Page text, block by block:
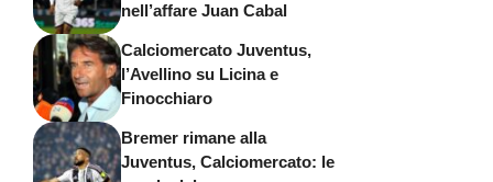
nell’affare Juan Cabal
Calciomercato Juventus,
l’Avellino su Licina e
Finocchiaro
Bremer rimane alla
Juventus, Calciomercato: le